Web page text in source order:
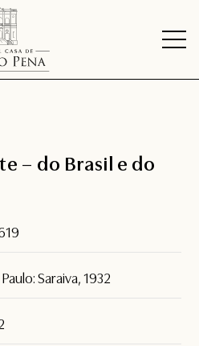
– do Brasil e do
Saraiva, 1932